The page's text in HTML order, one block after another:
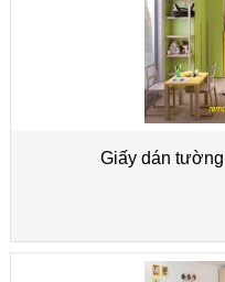
Giấy dán